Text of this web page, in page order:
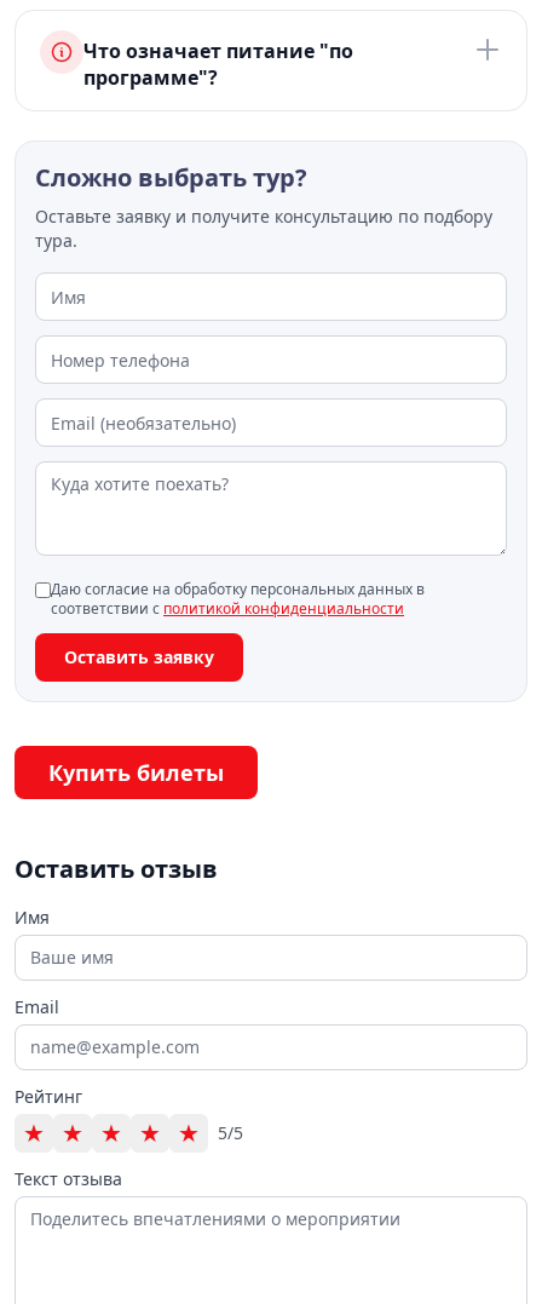
Что означает питание "по
программе"?
Сложно выбрать тур?
Оставьте заявку и получите консультацию по подбору
тура.
Даю согласие на обработку персональных данных в
соответствии с политикой конфиденциальности
Оставить заявку
Купить билеты
Оставить отзыв
Имя
Email
Рейтинг
★ ★ ★ ★ ★
5/5
Текст отзыва